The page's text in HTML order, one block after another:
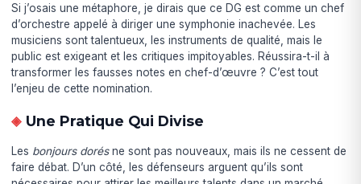
Si j’osais une métaphore, je dirais que ce DG est comme un chef
d’orchestre appelé à diriger une symphonie inachevée. Les
musiciens sont talentueux, les instruments de qualité, mais le
public est exigeant et les critiques impitoyables. Réussira-t-il à
transformer les fausses notes en chef-d’œuvre ? C’est tout
l’enjeu de cette nomination.
Une Pratique Qui Divise
Les bonjours dorésne sont pas nouveaux, mais ils ne cessent de
faire débat. D’un côté, les défenseurs arguent qu’ils sont